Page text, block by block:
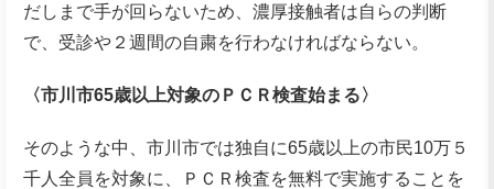
だしまで手が回らないため、濃厚接触者は自らの判断
で、受診や２週間の自粛を行わなければならない。
〈市川市65歳以上対象のＰＣＲ検査始まる〉
そのような中、市川市では独自に65歳以上の市民10万５
千人全員を対象に、ＰＣＲ検査を無料で実施することを